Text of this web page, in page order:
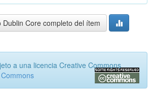
Core completo del ítem
a una licencia Creative Commons